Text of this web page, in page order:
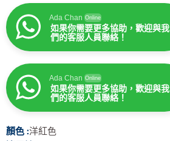
Ada Chan Online
如果你需要更多協助，歡迎與我
們的客服人員聯絡！
Ada Chan Online
如果你需要更多協助，歡迎與我
們的客服人員聯絡！